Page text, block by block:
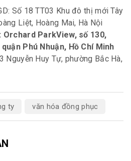
Số 18 TT03 Khu đô thị mới Tây
Liệt, Hoàng Mai, Hà Nội
Orchard ParkView, số 130,
Phú Nhuận, Hồ Chí Minh
Nguyễn Huy Tự, phường Bắc Hà,
ty văn hóa đồng phục